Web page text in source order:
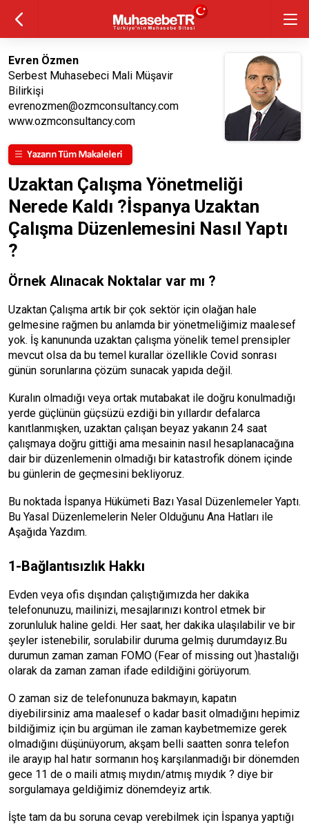
Evren Özmen
Serbest Muhasebeci Mali Müşavir
Bilirkişi
evrenozmen@ozmconsultancy.com
www.ozmconsultancy.com
Uzaktan Çalışma Yönetmeliği
Nerede Kaldı ?İspanya Uzaktan
Çalışma Düzenlemesini Nasıl Yaptı
?
Örnek Alınacak Noktalar var mı ?
Uzaktan Çalışma artık bir çok sektör için olağan hale
gelmesine rağmen bu anlamda bir yönetmeliğimiz maalesef
yok. İş kanununda uzaktan çalışma yönelik temel prensipler
mevcut olsa da bu temel kurallar özellikle Covid sonrası
günün sorunlarına çözüm sunacak yapıda değil.
Kuralın olmadığı veya ortak mutabakat ile doğru konulmadığı
yerde güçlünün güçsüzü ezdiği bin yıllardır defalarca
kanıtlanmışken, uzaktan çalışan beyaz yakanın 24 saat
çalışmaya doğru gittiği ama mesainin nasıl hesaplanacağına
dair bir düzenlemenin olmadığı bir katastrofik dönem içinde
bu günlerin de geçmesini bekliyoruz.
Bu noktada İspanya Hükümeti Bazı Yasal Düzenlemeler Yaptı.
Bu Yasal Düzenlemelerin Neler Olduğunu Ana Hatları ile
Aşağıda Yazdım.
1-Bağlantısızlık Hakkı
Evden veya ofis dışından çalıştığımızda her dakika
telefonunuzu, mailinizi, mesajlarınızı kontrol etmek bir
zorunluluk haline geldi. Her saat, her dakika ulaşılabilir ve bir
şeyler istenebilir, sorulabilir duruma gelmiş durumdayız.Bu
durumun zaman zaman FOMO (Fear of missing out )hastalığı
olarak da zaman zaman ifade edildiğini görüyorum.
O zaman siz de telefonunuza bakmayın, kapatın
diyebilirsiniz ama maalesef o kadar basit olmadığını hepimiz
bildiğimiz için bu argüman ile zaman kaybetmemize gerek
olmadığını düşünüyorum, akşam belli saatten sonra telefon
ile arayıp hal hatır sormanın hoş karşılanmadığı bir dönemden
gece 11 de o maili atmış mıydın/atmış mıydık ? diye bir
sorgulamaya geldiğimiz dönemdeyiz artık.
İşte tam da bu soruna cevap verebilmek için İspanya yaptığı